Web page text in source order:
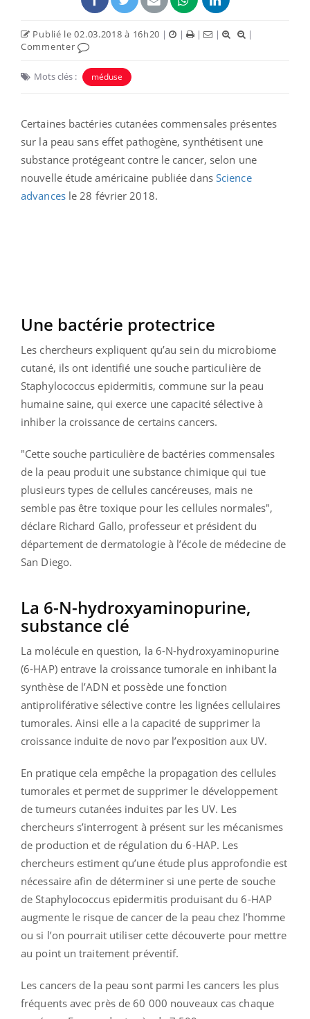
Publié le 02.03.2018 à 16h20 | | | |
|
Commenter
Mots clés : méduse
Certaines bactéries cutanées commensales présentes
sur la peau sans effet pathogène, synthétisent une
substance protégeant contre le cancer, selon une
nouvelle étude américaine publiée dans Science
advancesle 28 février 2018.
Une bactérie protectrice
Les chercheurs expliquent qu’au sein du microbiome
cutané, ils ont identifié une souche particulière de
Staphylococcus epidermitis, commune sur la peau
humaine saine, qui exerce une capacité sélective à
inhiber la croissance de certains cancers.
"Cette souche particulière de bactéries commensales
de la peau produit une substance chimique qui tue
plusieurs types de cellules cancéreuses, mais ne
semble pas être toxique pour les cellules normales",
déclare Richard Gallo, professeur et président du
département de dermatologie à l’école de médecine de
San Diego.
La 6-N-hydroxyaminopurine,
substance clé
La molécule en question, la 6-N-hydroxyaminopurine
(6-HAP) entrave la croissance tumorale en inhibant la
synthèse de l’ADN et possède une fonction
antiproliférative sélective contre les lignées cellulaires
tumorales. Ainsi elle a la capacité de supprimer la
croissance induite de novo par l’exposition aux UV.
En pratique cela empêche la propagation des cellules
tumorales et permet de supprimer le développement
de tumeurs cutanées induites par les UV. Les
chercheurs s’interrogent à présent sur les mécanismes
de production et de régulation du 6-HAP. Les
chercheurs estiment qu’une étude plus approfondie est
nécessaire afin de déterminer si une perte de souche
de Staphylococcus epidermitis produisant du 6-HAP
augmente le risque de cancer de la peau chez l’homme
ou si l’on pourrait utiliser cette découverte pour mettre
au point un traitement préventif.
Les cancers de la peau sont parmi les cancers les plus
fréquents avec près de 60 000 nouveaux cas chaque